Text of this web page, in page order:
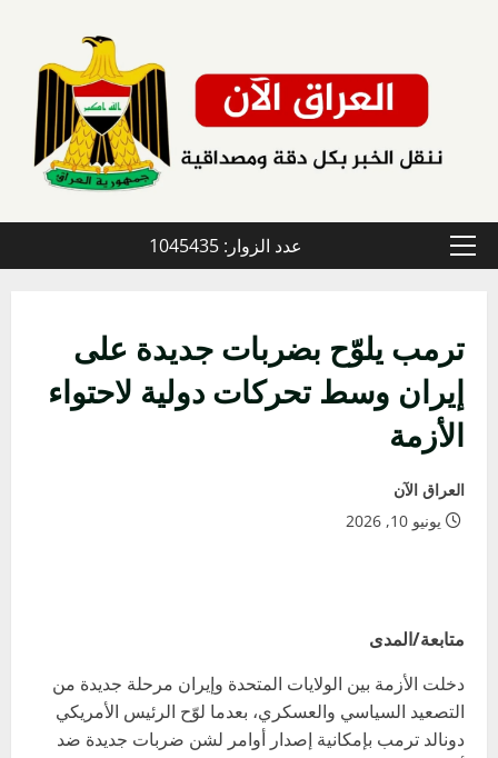
القائمة
عدد الزوار: 1045435
ترمب يلوّح بضربات جديدة على
إيران وسط تحركات دولية لاحتواء
الأزمة
العراق الآن
يونيو 10, 2026
متابعة/المدى
دخلت الأزمة بين الولايات المتحدة وإيران مرحلة جديدة من
التصعيد السياسي والعسكري، بعدما لوّح الرئيس الأمريكي
دونالد ترمب بإمكانية إصدار أوامر لشن ضربات جديدة ضد